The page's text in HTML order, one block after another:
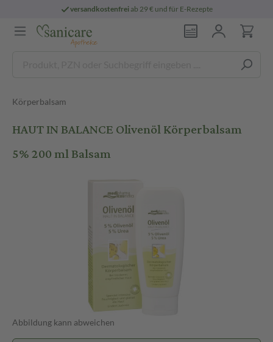
versandkostenfreiab 29 € und für E-Rezepte
Körperbalsam
HAUT IN BALANCE Olivenöl Körperbalsam
5% 200 ml Balsam
Abbildung kann abweichen